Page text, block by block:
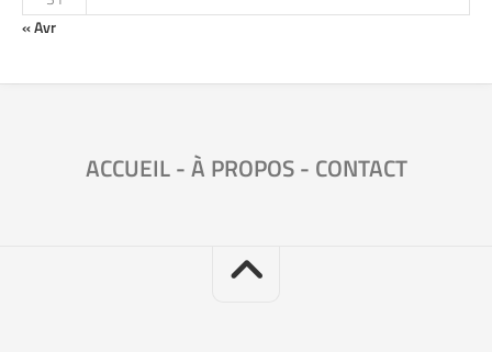
« Avr
ACCUEIL-À PROPOS- CONTACT